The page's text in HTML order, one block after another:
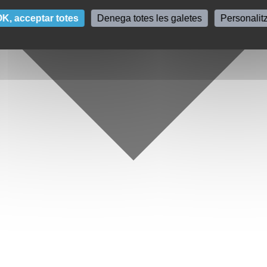
acceptar totes Denega totes les galetes